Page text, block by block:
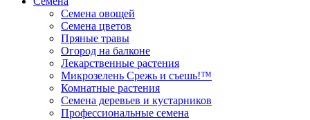
Семена овощей
Семена цветов
Пряные травы
Огород на балконе
Лекарственные растения
Микрозелень Срежь и съешь!™
Комнатные растения
Семена деревьев и кустарников
Профессиональные семена